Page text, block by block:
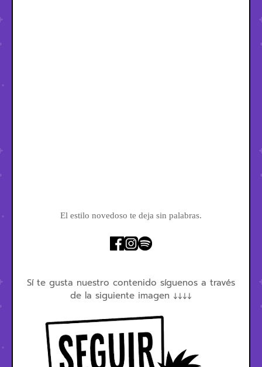
El estilo novedoso te deja sin palabras.
Sí te gusta nuestro contenido síguenos a través
de la siguiente imagen ↓↓↓↓